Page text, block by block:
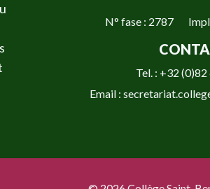
N° fase : 2787
Tel. : +32
Email :